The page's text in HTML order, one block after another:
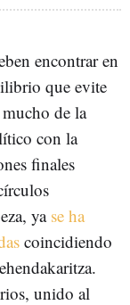
encontrar en
que evite
de la
con la
finales
yase ha
coincidiendo
unido al